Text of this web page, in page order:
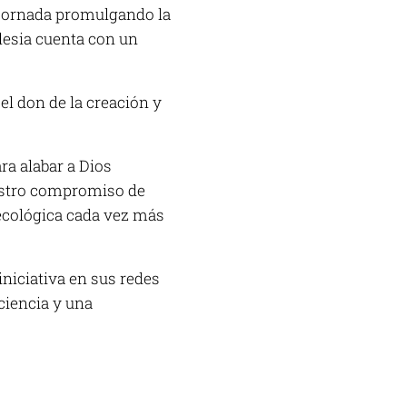
promulgando la
cuenta con un
don de la creación y
alabar a Dios
compromiso de
cada vez más
en sus redes
y una